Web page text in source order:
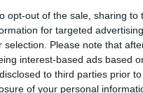
opt-out of the sale, sharing
for targeted
selection. Please note that
interest-based ads based
to third parties prior
of your personal
és európai
kormányellenes
a Financial Times.
így pedig